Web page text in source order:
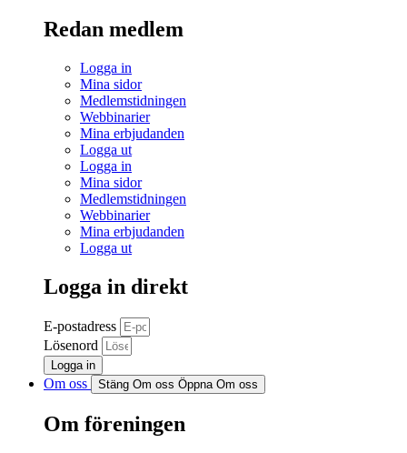
Redan medlem
Logga in
Mina sidor
Medlemstidningen
Webbinarier
Mina erbjudanden
Logga ut
Logga in
Mina sidor
Medlemstidningen
Webbinarier
Mina erbjudanden
Logga ut
Logga in direkt
E-postadress
Lösenord
Logga in
Om oss Stäng Om oss Öppna Om oss
Om föreningen